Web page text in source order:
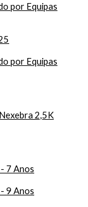
por Equipas
por Equipas
2,5K
7 Anos
9 Anos